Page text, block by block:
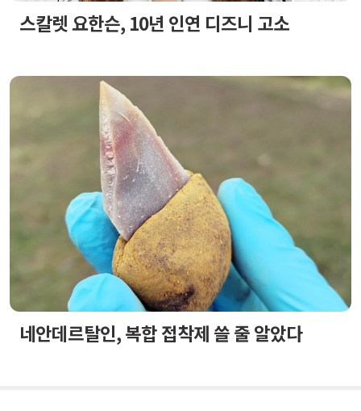
스칼렛 요한슨, 10년 인연 디즈니 고소
네안데르탈인, 복합 접착제 쓸 줄 알았다